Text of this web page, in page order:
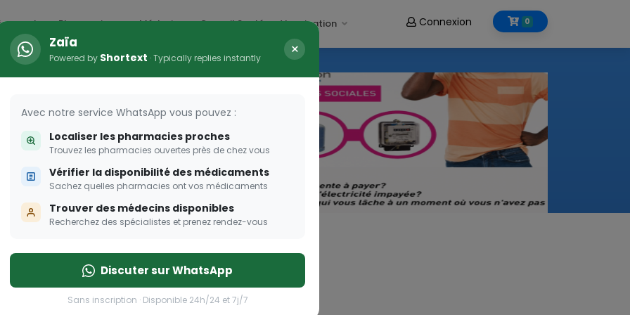
Pharmacies Médecins Conseil Santé Vaccination 0
Connexion
Dream
à pique!
Zaïa
Powered by Shortext · Typically replies instantly ×
Avec notre service WhatsApp vous pouvez :
Localiser les pharmacies proches
Trouvez les pharmacies ouvertes près de chez vous
Vérifier la disponibilité des médicaments
Sachez quelles pharmacies ont vos médicaments
Trouver des médecins disponibles
Recherchez des spécialistes et prenez rendez-vous
Discuter sur WhatsApp
Sans inscription · Disponible 24h/24 et 7j/7